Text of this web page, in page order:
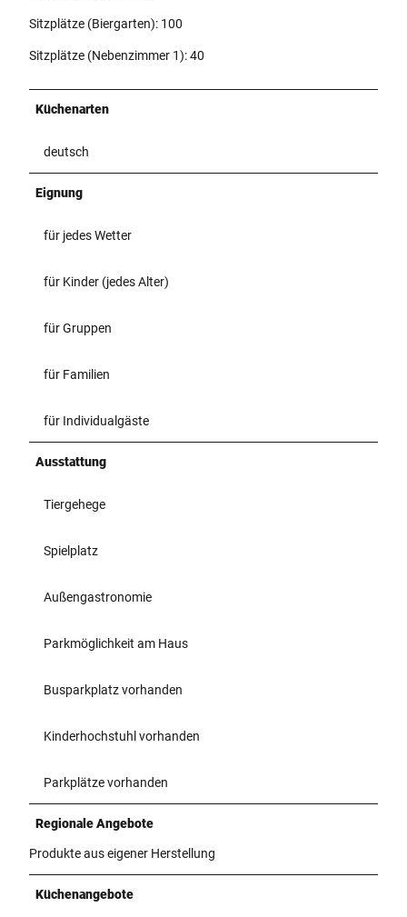
Sitzplätze (Biergarten): 100
Sitzplätze (Nebenzimmer 1): 40
Küchenarten
deutsch
Eignung
für jedes Wetter
für Kinder (jedes Alter)
für Gruppen
für Familien
für Individualgäste
Ausstattung
Tiergehege
Spielplatz
Außengastronomie
Parkmöglichkeit am Haus
Busparkplatz vorhanden
Kinderhochstuhl vorhanden
Parkplätze vorhanden
Regionale Angebote
Produkte aus eigener Herstellung
Küchenangebote